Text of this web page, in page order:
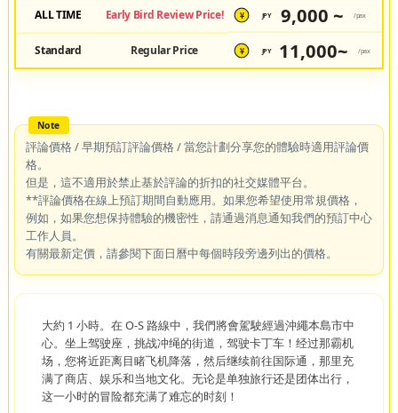
ALL TIME Early Bird Review Price! ¥ JPY 9,000 ~ /pax
Standard Regular Price ¥ JPY 11,000~ /pax
評論價格 / 早期預訂評論價格 / 當您計劃分享您的體驗時適用評論價
格。
但是，這不適用於禁止基於評論的折扣的社交媒體平台。
**評論價格在線上預訂期間自動應用。如果您希望使用常規價格，
例如，如果您想保持體驗的機密性，請通過消息通知我們的預訂中心
工作人員。
有關最新定價，請參閱下面日曆中每個時段旁邊列出的價格。
大約 1 小時。在 O-S 路線中，我們將會駕駛經過沖繩本島市中
心。坐上驾驶座，挑战冲绳的街道，驾驶卡丁车！经过那霸机
场，您将近距离目睹飞机降落，然后继续前往国际通，那里充
满了商店、娱乐和当地文化。无论是单独旅行还是团体出行，
这一小时的冒险都充满了难忘的时刻！